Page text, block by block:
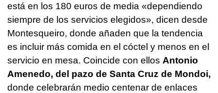
está en los 180 euros de media «dependiendo
siempre de los servicios elegidos», dicen desde
Montesqueiro, donde añaden que la tendencia
es incluir más comida en el cóctel y menos en el
servicio en mesa. Coincide con ellos Antonio
Amenedo, del pazo de Santa Cruz de Mondoi,
donde celebrarán medio centenar de enlaces